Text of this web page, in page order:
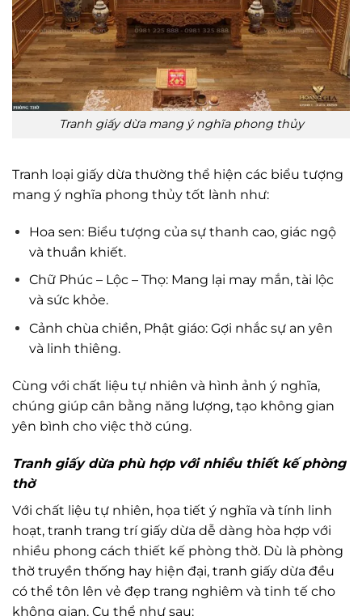
Tranh giấy dừa mang ý nghĩa phong thủy
Tranh loại giấy dừa thường thể hiện các biểu tượng
mang ý nghĩa phong thủy tốt lành như:
Hoa sen: Biểu tượng của sự thanh cao, giác ngộ
và thuần khiết.
Chữ Phúc – Lộc – Thọ: Mang lại may mắn, tài lộc
và sức khỏe.
Cảnh chùa chiền, Phật giáo: Gợi nhắc sự an yên
và linh thiêng.
Cùng với chất liệu tự nhiên và hình ảnh ý nghĩa,
chúng giúp cân bằng năng lượng, tạo không gian
yên bình cho việc thờ cúng.
Tranh giấy dừa phù hợp với nhiều thiết kế phòng
thờ
Với chất liệu tự nhiên, họa tiết ý nghĩa và tính linh
hoạt, tranh trang trí giấy dừa dễ dàng hòa hợp với
nhiều phong cách thiết kế phòng thờ. Dù là phòng
thờ truyền thống hay hiện đại, tranh giấy dừa đều
có thể tôn lên vẻ đẹp trang nghiêm và tinh tế cho
không gian. Cụ thể như sau: